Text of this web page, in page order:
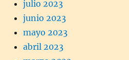
julio 2023
junio 2023
mayo 2023
abril 2023